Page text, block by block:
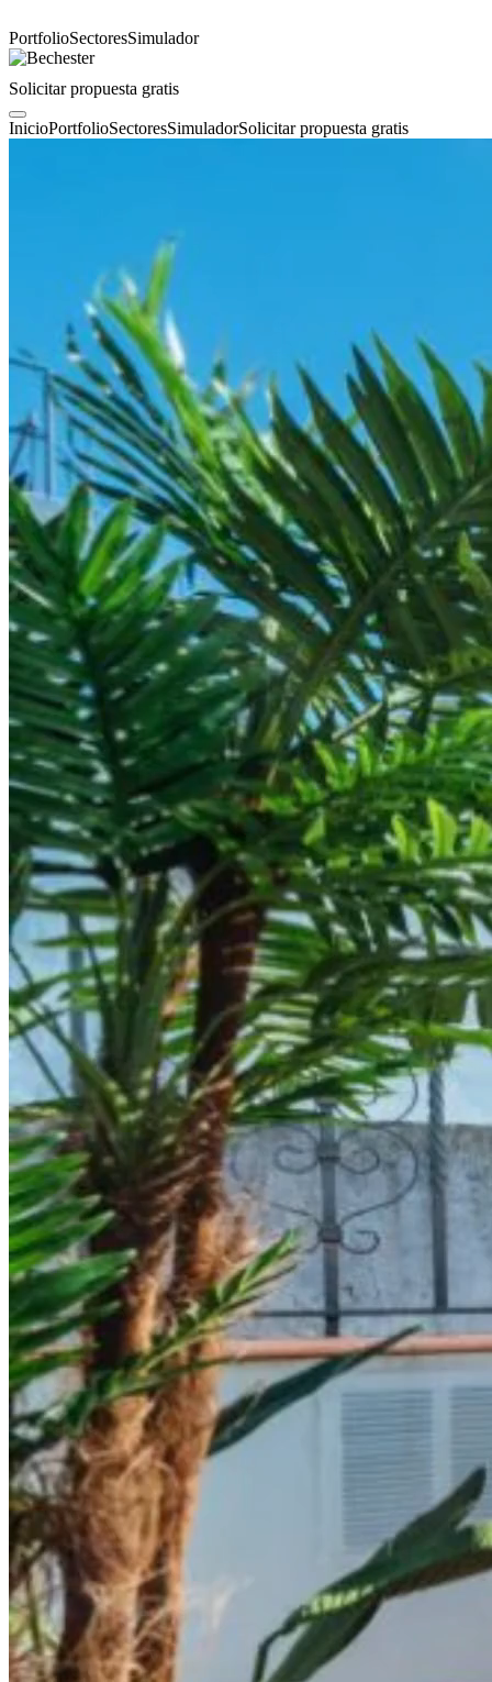
PortfolioSectoresSimulador
Solicitar propuesta gratis
InicioPortfolioSectoresSimuladorSolicitar propuesta gratis